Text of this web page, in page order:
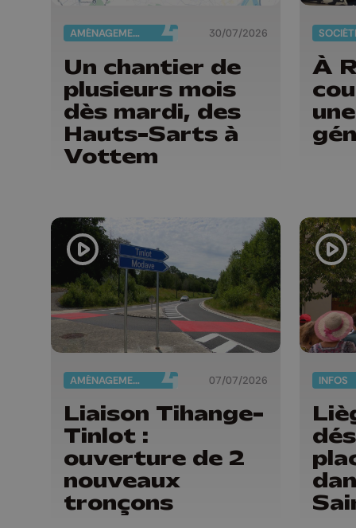
AMÉNAGEMENT DU TERRITOIRE 30/07/2026
Un chantier de
plusieurs mois
dès mardi, des
Hauts-Sarts à
Vottem
À
AMÉNAGEMENT DU TERRITOIRE 07/07/2026
Liaison Tihange-
Tinlot :
ouverture de 2
nouveaux
tronçons
INFOS